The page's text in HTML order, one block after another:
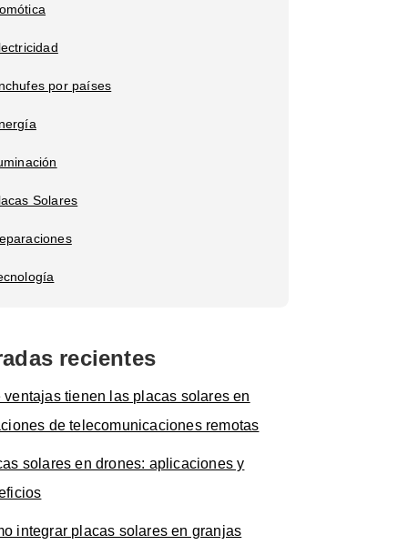
por países
Solares
recientes
ventajas tienen las placas solares en
de telecomunicaciones remotas
solares en drones: aplicaciones y
integrar placas solares en granjas